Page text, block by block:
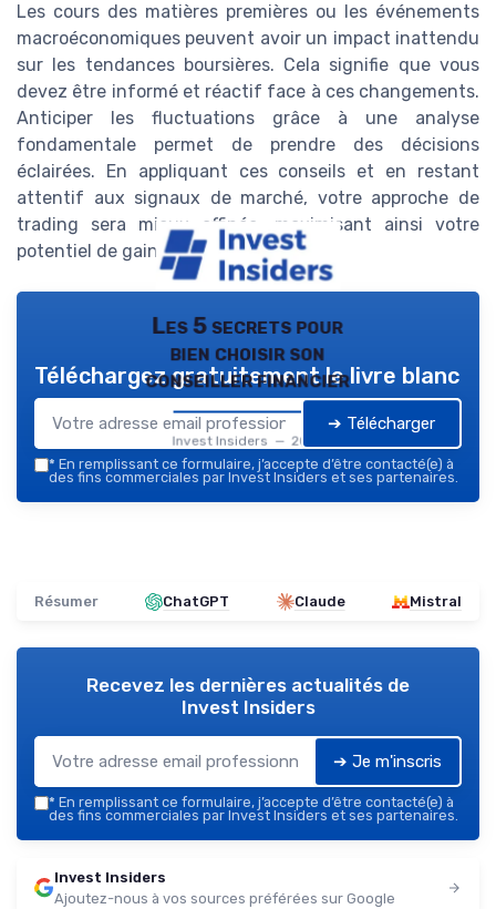
Les cours des matières premières ou les événements
macroéconomiques peuvent avoir un impact inattendu
sur les tendances boursières. Cela signifie que vous
devez être informé et réactif face à ces changements.
Anticiper les fluctuations grâce à une analyse
fondamentale permet de prendre des décisions
éclairées. En appliquant ces conseils et en restant
attentif aux signaux de marché, votre approche de
trading sera mieux affinée, maximisant ainsi votre
potentiel de gain sur le long terme.
Les 5 secrets pour
bien choisir son
conseiller financier
Invest Insiders — 2026
Téléchargez gratuitement le livre blanc
➔ Télécharger
* En remplissant ce formulaire, j’accepte d’être contacté(e) à
des fins commerciales par Invest Insiders et ses partenaires.
Résumer ChatGPT Claude Mistral
Recevez les dernières actualités de
Invest Insiders
➔ Je m'inscris
* En remplissant ce formulaire, j’accepte d’être contacté(e) à
des fins commerciales par Invest Insiders et ses partenaires.
Invest Insiders
Ajoutez-nous à vos sources préférées sur Google